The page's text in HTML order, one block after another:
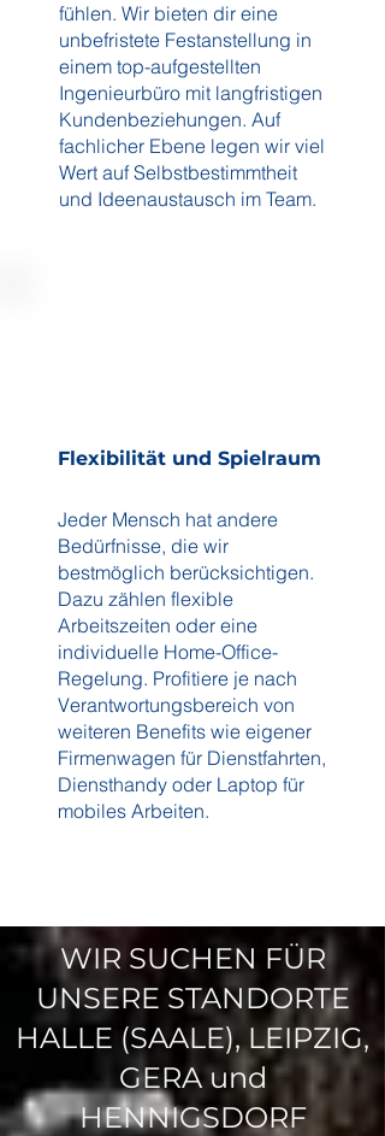
fühlen. Wir bieten dir eine
unbefristete Festanstellung in
einem top-aufgestellten
Ingenieurbüro mit langfristigen
Kundenbeziehungen. Auf
fachlicher Ebene legen wir viel
Wert auf Selbstbestimmtheit
und Ideenaustausch im Team.
Flexibilität und Spielraum
Jeder Mensch hat andere
Bedürfnisse, die wir
bestmöglich berücksichtigen.
Dazu zählen flexible
Arbeitszeiten oder eine
individuelle Home-Office-
Regelung. Profitiere je nach
Verantwortungsbereich von
weiteren Benefits wie eigener
Firmenwagen für Dienstfahrten,
Diensthandy oder Laptop für
mobiles Arbeiten.
WIR SUCHEN FÜR
UNSERE STANDORTE
HALLE (SAALE), LEIPZIG,
GERA und
HENNIGSDORF